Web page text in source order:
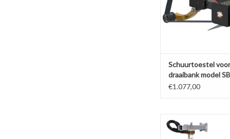
Schuurtoestel voor
draaibank model
€1.077,00
Beschermkap voor
TOEVOEGEN AAN